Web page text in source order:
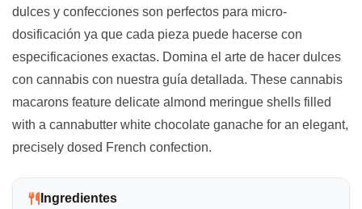
dulces y confecciones son perfectos para micro-
dosificación ya que cada pieza puede hacerse con
especificaciones exactas. Domina el arte de hacer dulces
con cannabis con nuestra guía detallada. These cannabis
macarons feature delicate almond meringue shells filled
with a cannabutter white chocolate ganache for an elegant,
precisely dosed French confection.
Ingredientes